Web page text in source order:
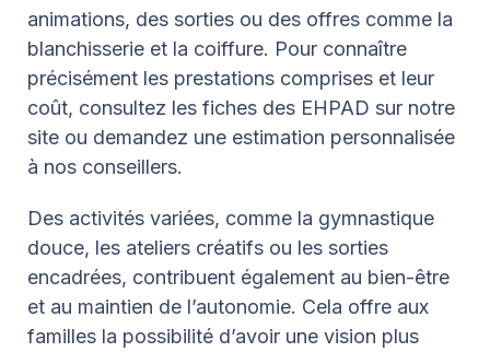
animations, des sorties ou des offres comme la
blanchisserie et la coiffure. Pour connaître
précisément les prestations comprises et leur
coût, consultez les fiches des EHPAD sur notre
site ou demandez une estimation personnalisée
à nos conseillers.
Des activités variées, comme la gymnastique
douce, les ateliers créatifs ou les sorties
encadrées, contribuent également au bien-être
et au maintien de l’autonomie. Cela offre aux
familles la possibilité d’avoir une vision plus